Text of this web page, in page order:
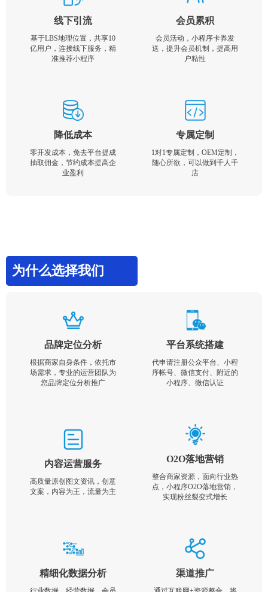
线下引流
基于LBS地理位置，共享10
亿用户，连接线下服务，精
准推荐小程序
会员累积
会员活动，小程序卡券发
送，提升会员机制，提高用
户粘性
降低成本
零开发成本，免去平台提成
抽取佣金，节约成本提高企
业盈利
专属定制
1对1专属定制，OEM定制，
随心所欲，可以做到千人千
店
为什么选择我们
品牌定位分析
根据商家自身条件，依托市
场需求，专业的运营团队为
您品牌定位分析推广
平台系统搭建
代申请注册公众平台、小程
序帐号、微信支付、附近的
小程序、微信认证
内容运营服务
高质量原创图文资讯，创意
文案，内容为王，流量为主
O2O落地营销
整合商家资源，面向行业热
点，小程序O2O落地营销，
实现粉丝裂变式增长
精细化数据分析 渠道推广